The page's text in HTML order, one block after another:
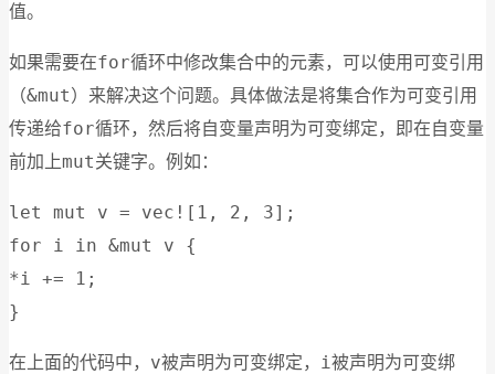
值。
如果需要在for循环中修改集合中的元素，可以使用可变引用
（&mut）来解决这个问题。具体做法是将集合作为可变引用
传递给for循环，然后将自变量声明为可变绑定，即在自变量
前加上mut关键字。例如：
let mut v = vec![1, 2, 3];
for i in &mut v {
*i += 1;
}
在上面的代码中， v被声明为可变绑定， i被声明为可变绑